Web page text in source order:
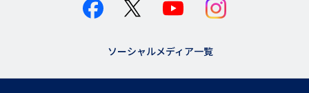
ソーシャルメディア一覧